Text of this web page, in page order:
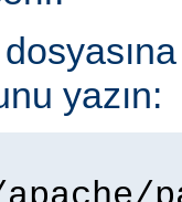
yazın: